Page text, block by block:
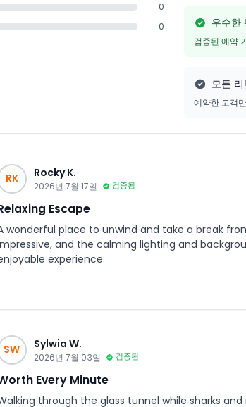
0
0 우수한
검증된 예약
모든
예약한 고객
RK Rocky K.
2026년 7월 17일 검증됨
Escape
wonderful place to unwind and take a break
and the calming lighting and
experience
SW Sylwia W.
2026년 7월 03일 검증됨
Every Minute
through the glass tunnel while sharks